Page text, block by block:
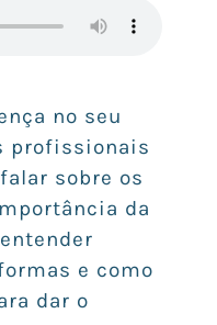
no seu
profissionais
sobre os
da
e como
dar o